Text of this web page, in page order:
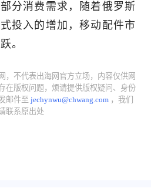
分消费需求，随着俄罗斯
投入的增加，移动配件市
。
，不代表出海网官方立场，内容仅供网
在版权问题，烦请提供版权疑问、身份
邮件至jechynwu@chwang.com ，我们
联系原出处